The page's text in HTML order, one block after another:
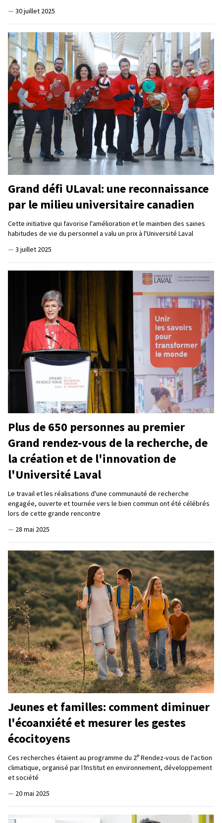
— 30 juillet 2025
Grand défi ULaval: une reconnaissance
par le milieu universitaire canadien
Cette initiative qui favorise l'amélioration et le maintien des saines
habitudes de vie du personnel a valu un prix à l'Université Laval
— 3 juillet 2025
Plus de 650 personnes au premier
Grand rendez-vous de la recherche, de
la création et de l'innovation de
l'Université Laval
Le travail et les réalisations d'une communauté de recherche
engagée, ouverte et tournée vers le bien commun ont été célébrés
lors de cette grande rencontre
— 28 mai 2025
Jeunes et familles: comment diminuer
l'écoanxiété et mesurer les gestes
écocitoyens
Ces recherches étaient au programme du 2e Rendez-vous de l'action
climatique, organisé par l'Institut en environnement, développement
et société
— 20 mai 2025